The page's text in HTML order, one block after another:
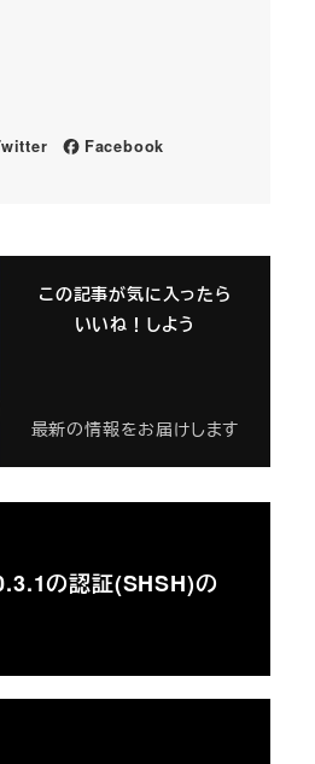
Facebook
この記事が気に入ったら
いいね！しよう
最新の情報をお届けします
の認証(SHSH)の